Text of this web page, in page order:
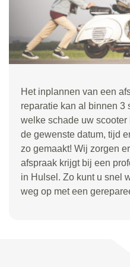
Het inplannen van een
reparatie kan al binnen 3
welke schade uw
de gewenste datum, tijd
zo gemaakt! Wij zorgen
afspraak krijgt bij een
in Hulsel. Zo kunt u snel
weg op met een